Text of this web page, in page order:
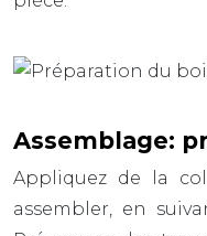
Assemblage:
Appliquez de la
assembler, en